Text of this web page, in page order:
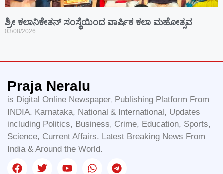
ಶ್ರೀ ಕಲಾನಿಕೇತನ್ ಸಂಸ್ಥೆಯಿಂದ ವಾರ್ಷಿಕ ಕಲಾ ಮಹೋತ್ಸವ
03/08/2026
Praja Neralu
is Digital Online Newspaper, Publishing Platform From
INDIA. Karnataka, National & International, Updates
including Politics, Business, Crime, Education, Sports,
Science, Current Affairs. Latest Breaking News From
India & Around the World.